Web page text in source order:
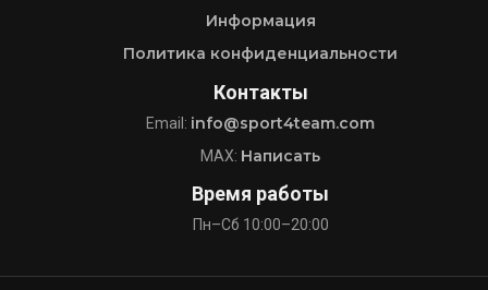
Информация
Политика конфиденциальности
Контакты
Email: info@sport4team.com
MAX: Написать
Время работы
Пн–Сб 10:00–20:00